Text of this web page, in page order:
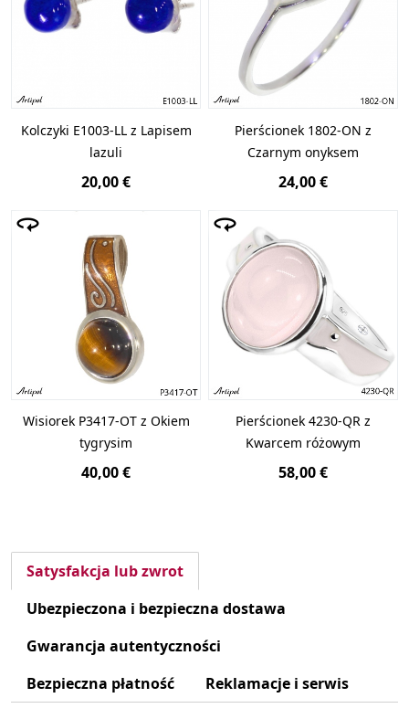
Kolczyki E1003-LL z Lapisem
lazuli
20,00 €
Pierścionek 1802-ON z
Czarnym onyksem
24,00 €
Wisiorek P3417-OT z Okiem
tygrysim
40,00 €
Pierścionek 4230-QR z
Kwarcem różowym
58,00 €
Satysfakcja lub zwrot
Ubezpieczona i bezpieczna dostawa
Gwarancja autentyczności
Bezpieczna płatność
Reklamacje i serwis